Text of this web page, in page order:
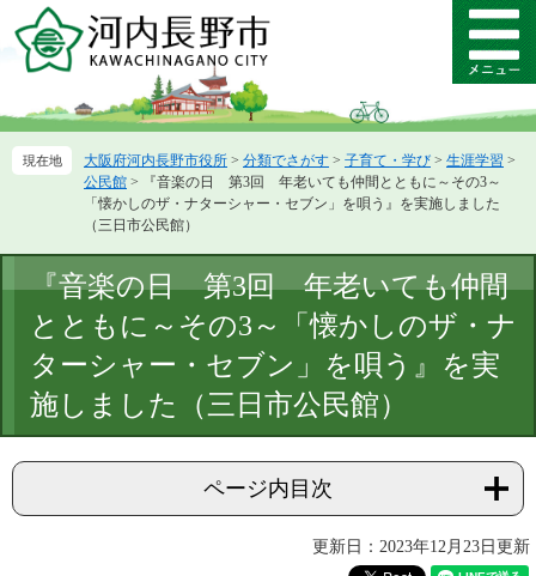
ー
先
ニ
を
へ
メ
ニ
ー
大阪府河内長野市役所 > 分類でさがす > 子育て・学び > 生涯学習 >
公民館 >
『音楽の日 第3回 年老いても仲間とともに～その3～
「懐かしのザ・ナターシャー・セブン」を唄う』を実施しました
（三日市公民館）
文
『音楽の日 第3回 年老いても仲間
とともに～その3～「懐かしのザ・ナ
ターシャー・セブン」を唄う』を実
施しました（三日市公民館）
ページ内目次
更新日：2023年12月23日更新